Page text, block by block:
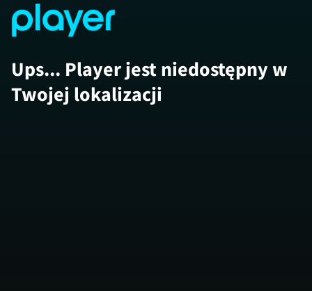
Ups... Player jest niedostępny w
Twojej lokalizacji